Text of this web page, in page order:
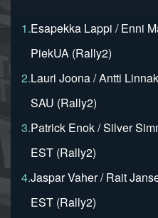
1.Esapekka Lappi / Enni
PiekUA (Rally2)
2.Lauri Joona / Antti
SAU (Rally2)
3.Patrick Enok / Silver
EST (Rally2)
4.Jaspar Vaher / Rait
EST (Rally2)